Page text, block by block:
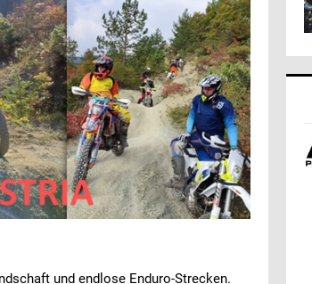
und endlose Enduro-Strecken.